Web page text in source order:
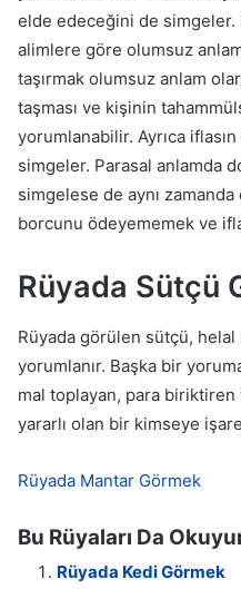
elde edeceğini de simgeler.
alimlere göre olumsuz
taşırmak olumsuz anlam
taşması ve kişinin
yorumlanabilir. Ayrıca
simgeler. Parasal anlamda
simgelese de aynı
borcunu ödeyememek ve
Rüyada Sütçü
Rüyada görülen sütçü, helal
yorumlanır. Başka bir
mal toplayan, para biriktiren
yararlı olan bir kimseye
Rüyada Mantar Görmek
Bu Rüyaları Da
Rüyada Kedi Görmek